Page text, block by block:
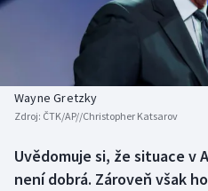
Baseball a softbal
Basketbal
Biatlon
Box
Historické návraty
Aplikace ČT sport
Wayne Gretzky
Zdroj: ČTK/AP//Christopher Katsarov
Uvědomuje si, že situace v
není dobrá. Zároveň však